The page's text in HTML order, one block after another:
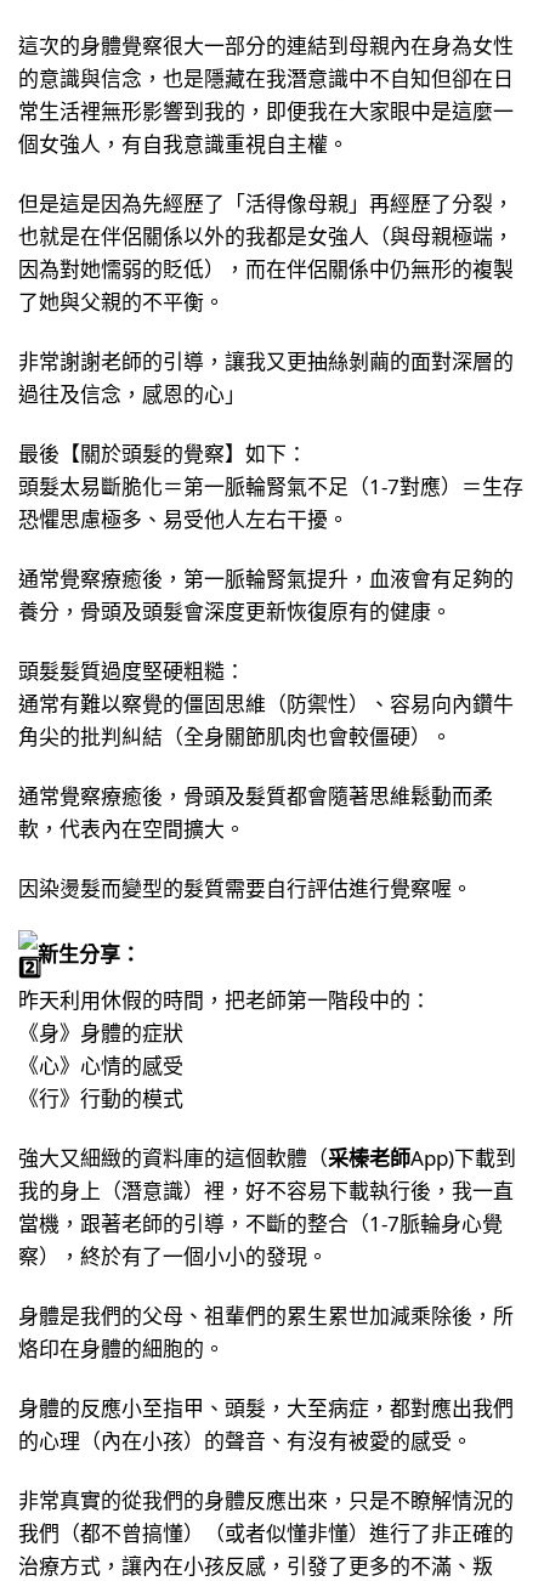
這次的身體覺察很大一部分的連結到母親內在身為女性
的意識與信念，也是隱藏在我潛意識中不自知但卻在日
常生活裡無形影響到我的，即便我在大家眼中是這麼一
個女強人，有自我意識重視自主權。
但是這是因為先經歷了「活得像母親」再經歷了分裂，
也就是在伴侶關係以外的我都是女強人（與母親極端，
因為對她懦弱的貶低），而在伴侶關係中仍無形的複製
了她與父親的不平衡。
非常謝謝老師的引導，讓我又更抽絲剝繭的面對深層的
過往及信念，感恩的心」
最後【關於頭髮的覺察】如下：
頭髮太易斷脆化＝第一脈輪腎氣不足（1-7對應）＝生存
恐懼思慮極多、易受他人左右干擾。
通常覺察療癒後，第一脈輪腎氣提升，血液會有足夠的
養分，骨頭及頭髮會深度更新恢復原有的健康。
頭髮髮質過度堅硬粗糙：
通常有難以察覺的僵固思維（防禦性）、容易向內鑽牛
角尖的批判糾結（全身關節肌肉也會較僵硬）。
通常覺察療癒後，骨頭及髮質都會隨著思維鬆動而柔
軟，代表內在空間擴大。
因染燙髮而變型的髮質需要自行評估進行覺察喔。
新生分享：
昨天利用休假的時間，把老師第一階段中的：
《身》身體的症狀
《心》心情的感受
《行》行動的模式
強大又細緻的資料庫的這個軟體（采榛老師App)下載到
我的身上（潛意識）裡，好不容易下載執行後，我一直
當機，跟著老師的引導，不斷的整合（1-7脈輪身心覺
察），終於有了一個小小的發現。
身體是我們的父母、祖輩們的累生累世加減乘除後，所
烙印在身體的細胞的。
身體的反應小至指甲、頭髮，大至病症，都對應出我們
的心理（內在小孩）的聲音、有沒有被愛的感受。
非常真實的從我們的身體反應出來，只是不瞭解情況的
我們（都不曾搞懂）（或者似懂非懂）進行了非正確的
治療方式，讓內在小孩反感，引發了更多的不滿、叛